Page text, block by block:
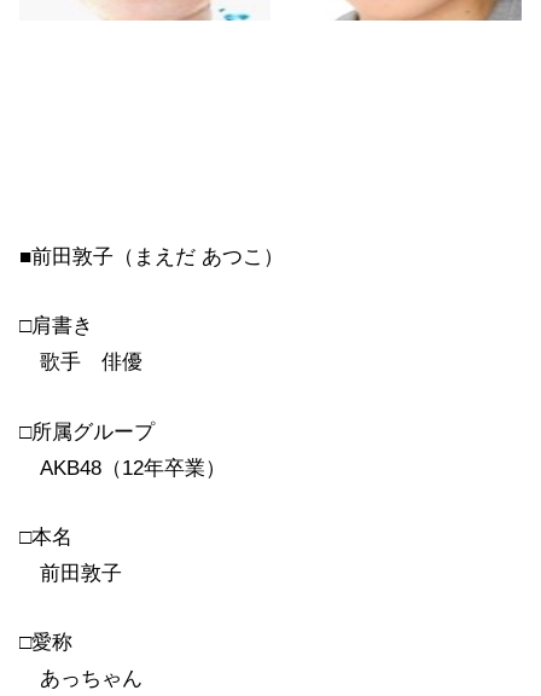
■前田敦子（まえだ あつこ）
□肩書き
歌手 俳優
□所属グループ
AKB48（12年卒業）
□本名
前田敦子
□愛称
あっちゃん